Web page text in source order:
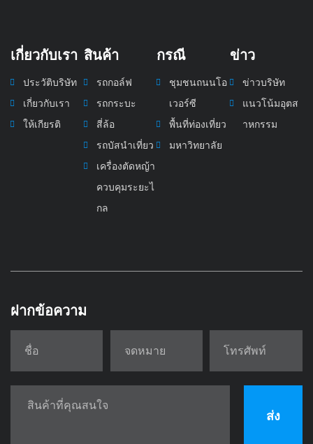
เกี่ยวกับเรา
ประวัติบริษัท
เกี่ยวกับเรา
ให้เกียรติ
สินค้า
รถกอล์ฟ
รถกระบะ
สี่ล้อ
รถบัสนำเที่ยว
เครื่องตัดหญ้า
ควบคุมระยะไ
กล
กรณี
ชุมชนถนนโอ
เวอร์ซี
พื้นที่ท่องเที่ยว
มหาวิทยาลัย
ข่าว
ข่าวบริษัท
แนวโน้มอุตส
าหกรรม
ฝากข้อความ
ส่ง